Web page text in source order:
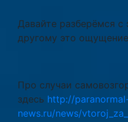
Давайте разберёмся
другому это ощущение
Про случаи
здесь http://
news.ru/news/